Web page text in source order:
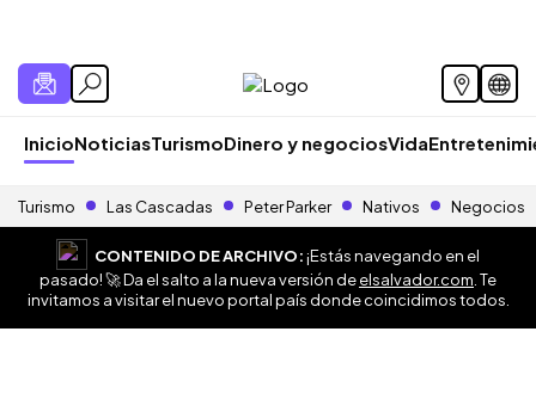
InicioNoticiasTurismoDinero y negociosVida
Turismo Las Cascadas Peter Parker Nativos Negocios
CONTENIDO DE ARCHIVO:¡Estás navegando en el
pasado! 🚀 Da el salto a la nueva versión deelsalvador.com . Te
invitamos a visitar el nuevo portal país donde coincidimos todos.